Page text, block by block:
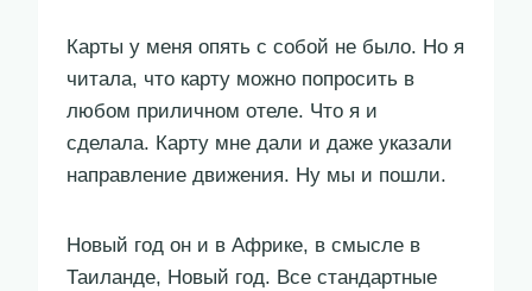
Карты у меня опять с собой не было. Но я
читала, что карту можно попросить в
любом приличном отеле. Что я и
сделала. Карту мне дали и даже указали
направление движения. Ну мы и пошли.
Новый год он и в Африке, в смысле в
Таиланде, Новый год. Все стандартные